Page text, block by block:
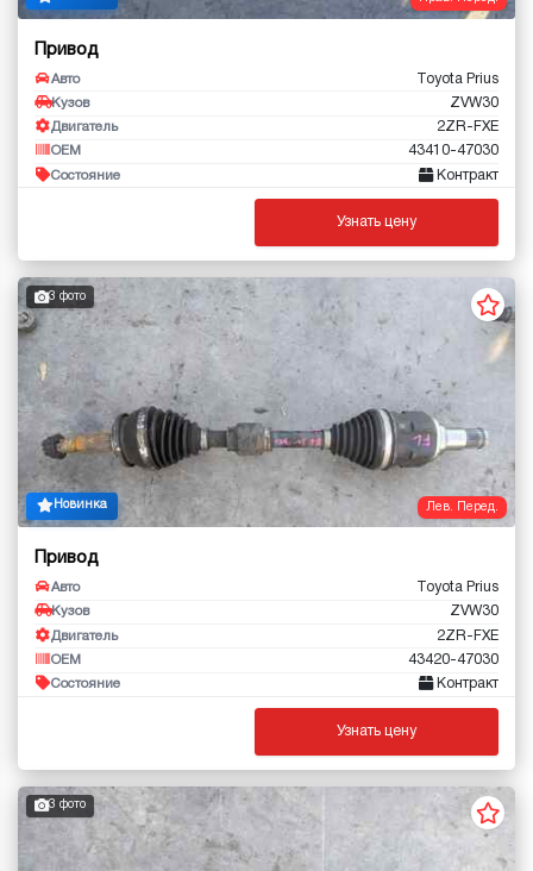
Привод
Авто Toyota Prius
Кузов ZVW30
Двигатель 2ZR-FXE
OEM 43410-47030
Состояние Контракт
Узнать цену
Лев. Перед.
3 фото
Новинка
Привод
Авто Toyota Prius
Кузов ZVW30
Двигатель 2ZR-FXE
OEM 43420-47030
Состояние Контракт
Узнать цену
3 фото